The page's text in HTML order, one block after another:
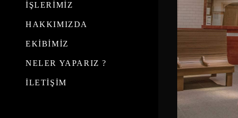
İŞLERİMİZ
HAKKIMIZDA
EKİBİMİZ
NELER YAPARIZ ?
İLETİŞİM